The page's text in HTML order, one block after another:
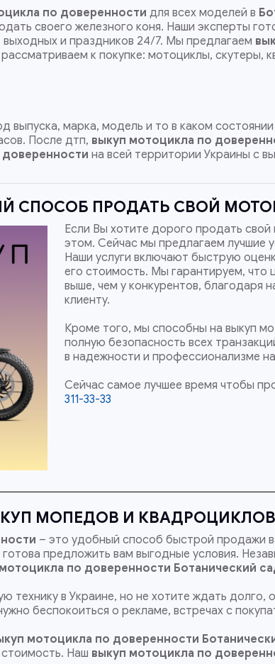
по доверенности для всех моделей в
своего железного коня. Наши эксперты
и праздников 24/7. Мы предлагаем
к покупке: мотоциклы,
выпуска, марка, модель и то в каком
После дтп, выкуп мотоцикла по
на всей территории Украины с
СПОСОБ ПРОДАТЬ СВОЙ
Если Вы хотите дорого продать
этом. Сейчас мы предлагаем лучшие
Наши услуги включают быструю
его стоимость. Мы гарантируем, что
выше, чем у конкурентов, благодаря
клиенту.
Кроме того, мы способны на выкуп
полную безопасность всех
в надежности и профессионализме
Сейчас самое лучшее время чтобы
311-33-33
МОПЕДОВ И
– это удобный способ быстрой продажи
предложить вам выгодные условия.
по доверенности Ботанический
технику в Украине, но не хотите ждать
беспокоиться о рекламе, встречах с
мотоцикла по доверенности
Наш выкуп мотоцикла по